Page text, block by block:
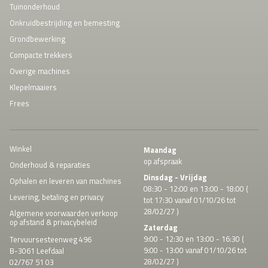
Tuinonderhoud
Onkruidbestrijding en bemesting
Grondbewerking
Compacte trekkers
Overige machines
Klepelmaaiers
Frees
Winkel
Onderhoud & reparaties
Ophalen en leveren van machines
Levering, betaling en privacy
Algemene voorwaarden verkoop
op afstand & privacybeleid
Tervuursesteenweg 496
B-3061 Leefdaal
02/767 51 03
Maandag
op afspraak
Dinsdag - Vrijdag
08:30 - 12:00 en 13:00 - 18:00 (
tot 17:30 vanaf 01/10/26 tot
28/02/27 )
Zaterdag
9:00 - 12:30 en 13:00 - 16:30 (
9:00 - 13:00 vanaf 01/10/26 tot
28/02/27 )